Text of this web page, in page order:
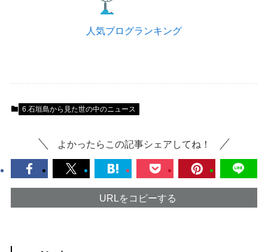
人気ブログランキング
6.石垣島から見た世の中のニュース
よかったらこの記事シェアしてね！
URLをコピーする